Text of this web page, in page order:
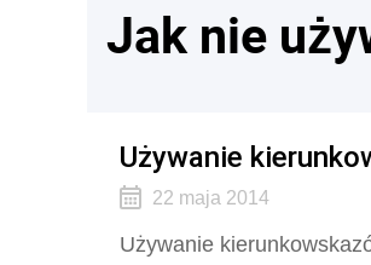
Jak nie
Używanie
22 maja 2014
Używanie